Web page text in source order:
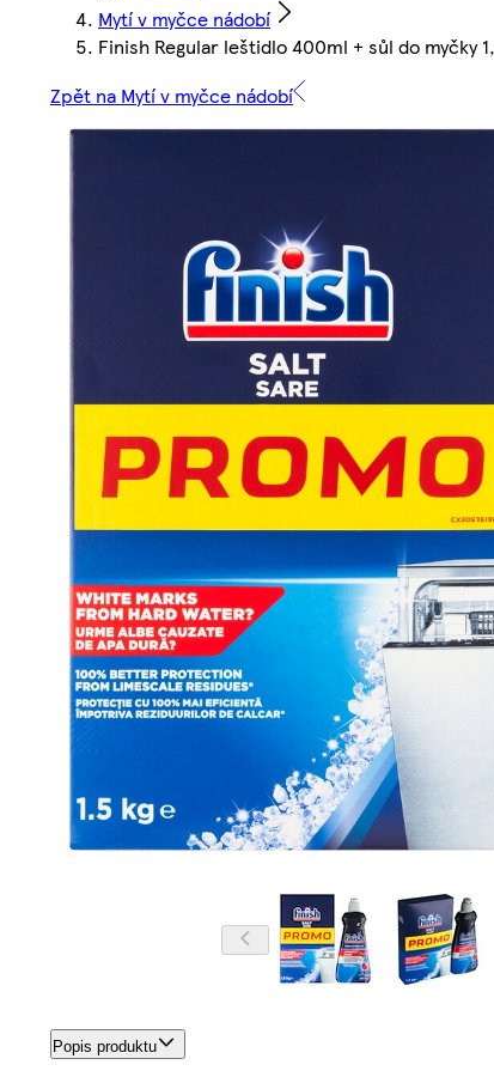
Mytí v myčce nádobí
Finish Regular leštidlo 400ml + sůl do myčky
Zpět na Mytí v myčce nádobí
Popis produktu